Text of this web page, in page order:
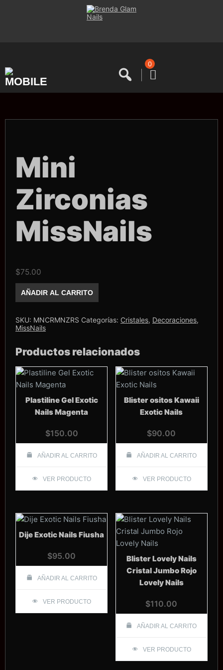
0
Mini
Zirconias
MissNails
$75.00
Zirconias
MissNails
AÑADIR AL CARRITO
SKU: MNCRMNZRS Categorías: Cristales, Decoraciones,
MissNails
Productos relacionados
Plastiline Gel Exotic
Nails Magenta
$150.00
AÑADIR AL CARRITO
VER PRODUCTO
Blister ositos Kawaii
Exotic Nails
$90.00
AÑADIR AL CARRITO
VER PRODUCTO
Dije Exotic Nails Fiusha
$95.00
AÑADIR AL CARRITO
VER PRODUCTO
Blister Lovely Nails
Cristal Jumbo Rojo
Lovely Nails
$110.00
AÑADIR AL CARRITO
VER PRODUCTO